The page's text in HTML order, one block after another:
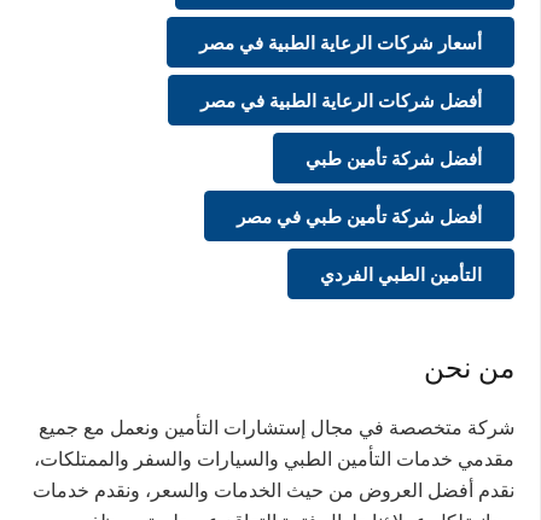
أسعار شركات الرعاية الطبية في مصر
أفضل شركات الرعاية الطبية في مصر
أفضل شركة تأمين طبي
أفضل شركة تأمين طبي في مصر
التأمين الطبي الفردي
من نحن
شركة متخصصة في مجال إستشارات التأمين ونعمل مع جميع
مقدمي خدمات التأمين الطبي والسيارات والسفر والممتلكات،
نقدم أفضل العروض من حيث الخدمات والسعر، ونقدم خدمات